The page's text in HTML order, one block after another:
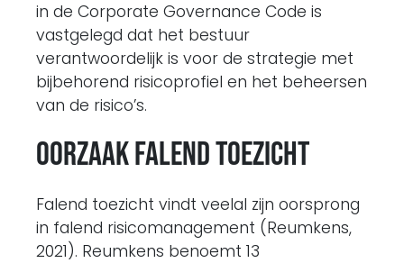
in de Corporate Governance Code is
vastgelegd dat het bestuur
verantwoordelijk is voor de strategie met
bijbehorend risicoprofiel en het beheersen
van de risico’s.
Oorzaak falend toezicht
Falend toezicht vindt veelal zijn oorsprong
in falend risicomanagement (Reumkens,
2021). Reumkens benoemt 13